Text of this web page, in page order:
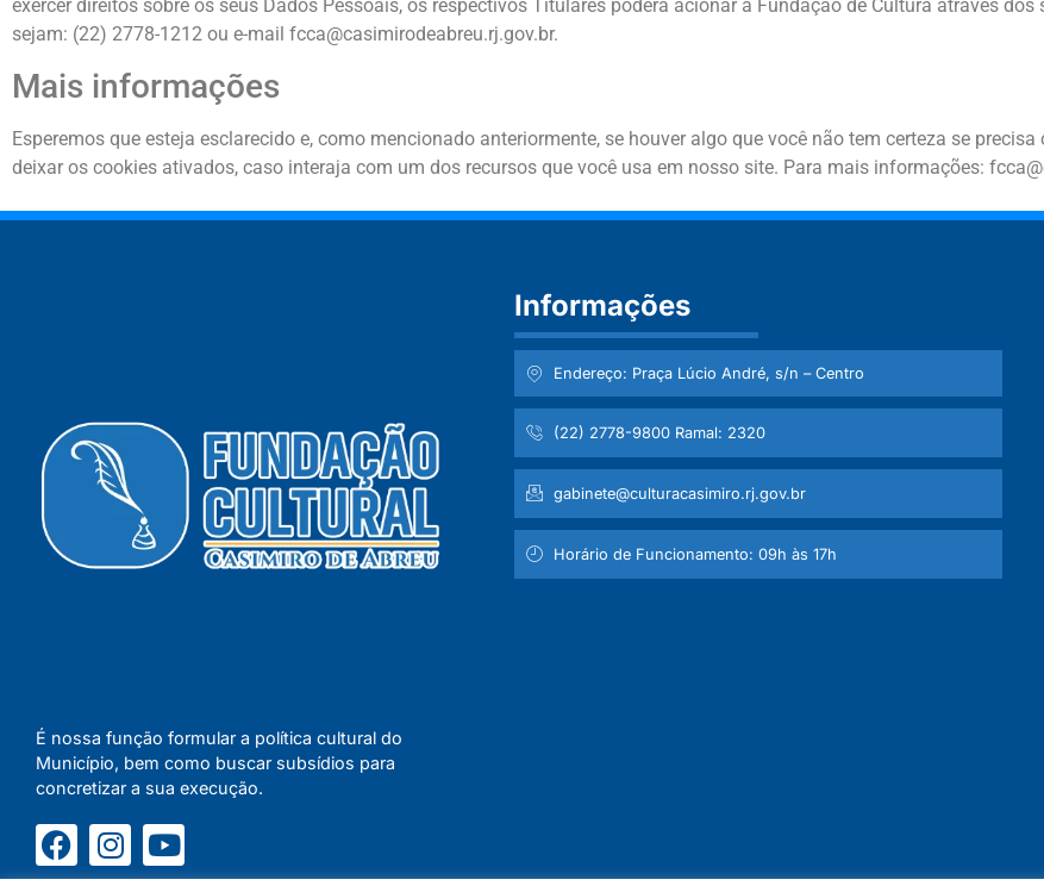
exercer direitos sobre os seus Dados Pessoais, os respectivos Titulares poderá acionar a Fundação de Cultura através
sejam: (22) 2778-1212 ou e-mail fcca@casimirodeabreu.rj.gov.br.
Mais informações
Esperemos que esteja esclarecido e, como mencionado anteriormente, se houver algo que você não tem certeza se
deixar os cookies ativados, caso interaja com um dos recursos que você usa em nosso site. Para mais informações:
É nossa função formular a política cultural do
Município, bem como buscar subsídios para
concretizar a sua execução.
Informações
Endereço: Praça Lúcio André, s/n – Centro
(22) 2778-9800 Ramal: 2320
gabinete@culturacasimiro.rj.gov.br
Horário de Funcionamento: 09h às 17h